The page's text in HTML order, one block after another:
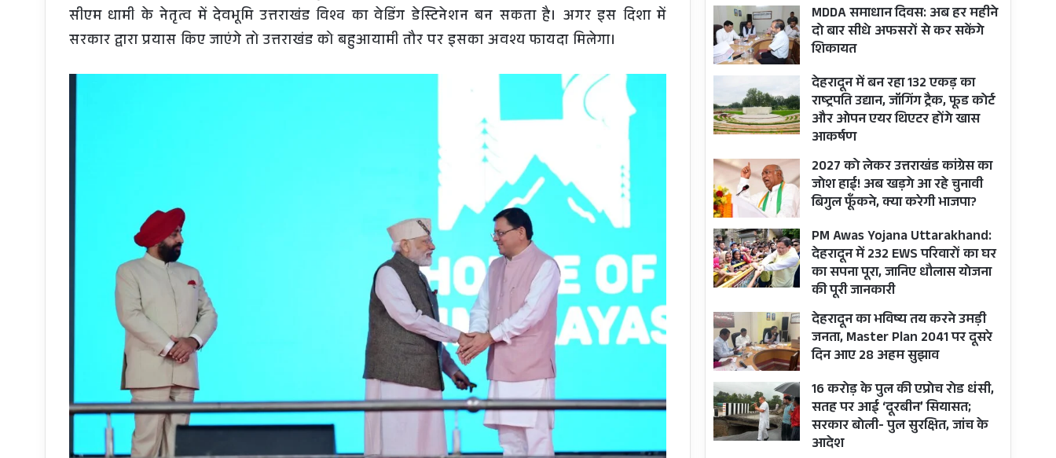
सीएम धामी के नेतृत्व में देवभूमि उत्तराखंड विश्व का वेडिंग डेस्टिनेशन बन सकता है। अगर इस दिशा में
सरकार द्वारा प्रयास किए जाएंगे तो उत्तराखंड को बहुआयामी तौर पर इसका अवश्य फायदा मिलेगा।
MDDA समाधान दिवस: अब हर महीने
दो बार सीधे अफसरों से कर सकेंगे
शिकायत
देहरादून में बन रहा 132 एकड़ का
राष्ट्रपति उद्यान, जॉगिंग ट्रैक, फूड कोर्ट
और ओपन एयर थिएटर होंगे खास
आकर्षण
2027 को लेकर उत्तराखंड कांग्रेस का
जोश हाई! अब खड़गे आ रहे चुनावी
बिगुल फूँकने, क्या करेगी भाजपा?
PM Awas Yojana Uttarakhand:
देहरादून में 232 EWS परिवारों का घर
का सपना पूरा, जानिए धौलास योजना
की पूरी जानकारी
देहरादून का भविष्य तय करने उमड़ी
जनता, Master Plan 2041 पर दूसरे
दिन आए 28 अहम सुझाव
16 करोड़ के पुल की एप्रोच रोड धंसी,
सतह पर आई ‘दूरबीन’ सियासत;
सरकार बोली- पुल सुरक्षित, जांच के
आदेश